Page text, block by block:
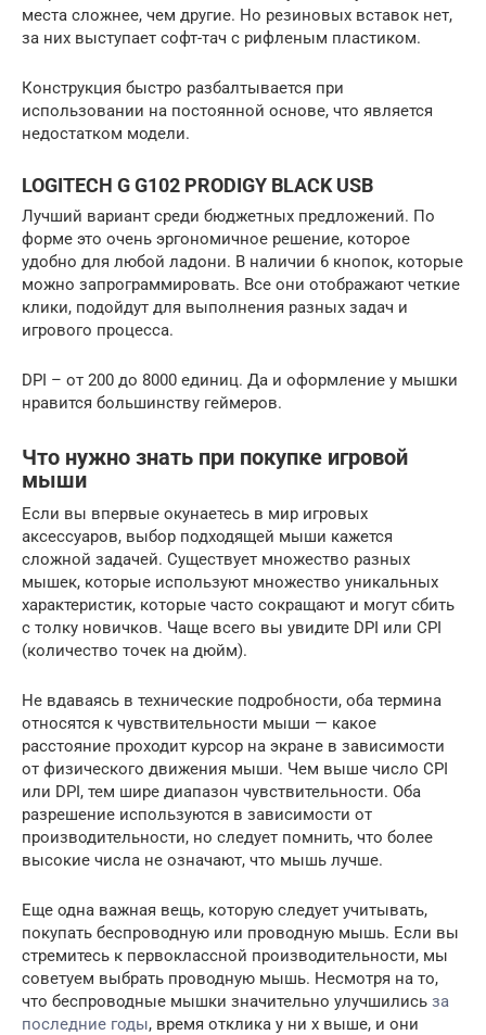
места сложнее, чем другие. Но резиновых вставок нет,
за них выступает софт-тач с рифленым пластиком.
Конструкция быстро разбалтывается при
использовании на постоянной основе, что является
недостатком модели.
LOGITECH G G102 PRODIGY BLACK USB
Лучший вариант среди бюджетных предложений. По
форме это очень эргономичное решение, которое
удобно для любой ладони. В наличии 6 кнопок, которые
можно запрограммировать. Все они отображают четкие
клики, подойдут для выполнения разных задач и
игрового процесса.
DPI – от 200 до 8000 единиц. Да и оформление у мышки
нравится большинству геймеров.
Что нужно знать при покупке игровой
мыши
Если вы впервые окунаетесь в мир игровых
аксессуаров, выбор подходящей мыши кажется
сложной задачей. Существует множество разных
мышек, которые используют множество уникальных
характеристик, которые часто сокращают и могут сбить
с толку новичков. Чаще всего вы увидите DPI или CPI
(количество точек на дюйм).
Не вдаваясь в технические подробности, оба термина
относятся к чувствительности мыши — какое
расстояние проходит курсор на экране в зависимости
от физического движения мыши. Чем выше число CPI
или DPI, тем шире диапазон чувствительности. Оба
разрешение используются в зависимости от
производительности, но следует помнить, что более
высокие числа не означают, что мышь лучше.
Еще одна важная вещь, которую следует учитывать,
покупать беспроводную или проводную мышь. Если вы
стремитесь к первоклассной производительности, мы
советуем выбрать проводную мышь. Несмотря на то,
что беспроводные мышки значительно улучшились за
последние годы, время отклика у ни х выше, и они